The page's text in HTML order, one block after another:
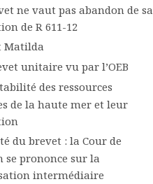
ne vaut pas abandon de sa
de R 611-12
Matilda
unitaire vu par l’OEB
des ressources
de la haute mer et leur
du brevet : la Cour de
se prononce sur la
intermédiaire